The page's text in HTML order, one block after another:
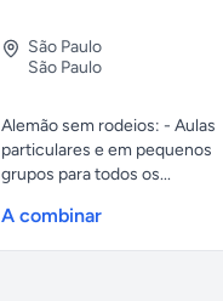
São Paulo
São Paulo
Alemão sem rodeios: - Aulas
particulares e em pequenos
grupos para todos os...
A combinar